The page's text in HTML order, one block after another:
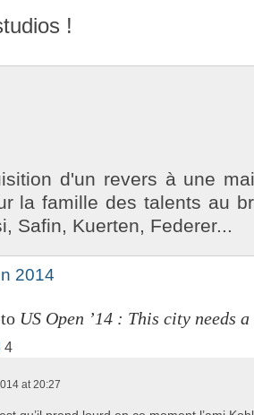
!
d'un re­v­ers à une
la famil­le des talents au
Safin, Kuert­en, Feder­er...
2014
US Open ’14 : This city needs a
4
at 20:27